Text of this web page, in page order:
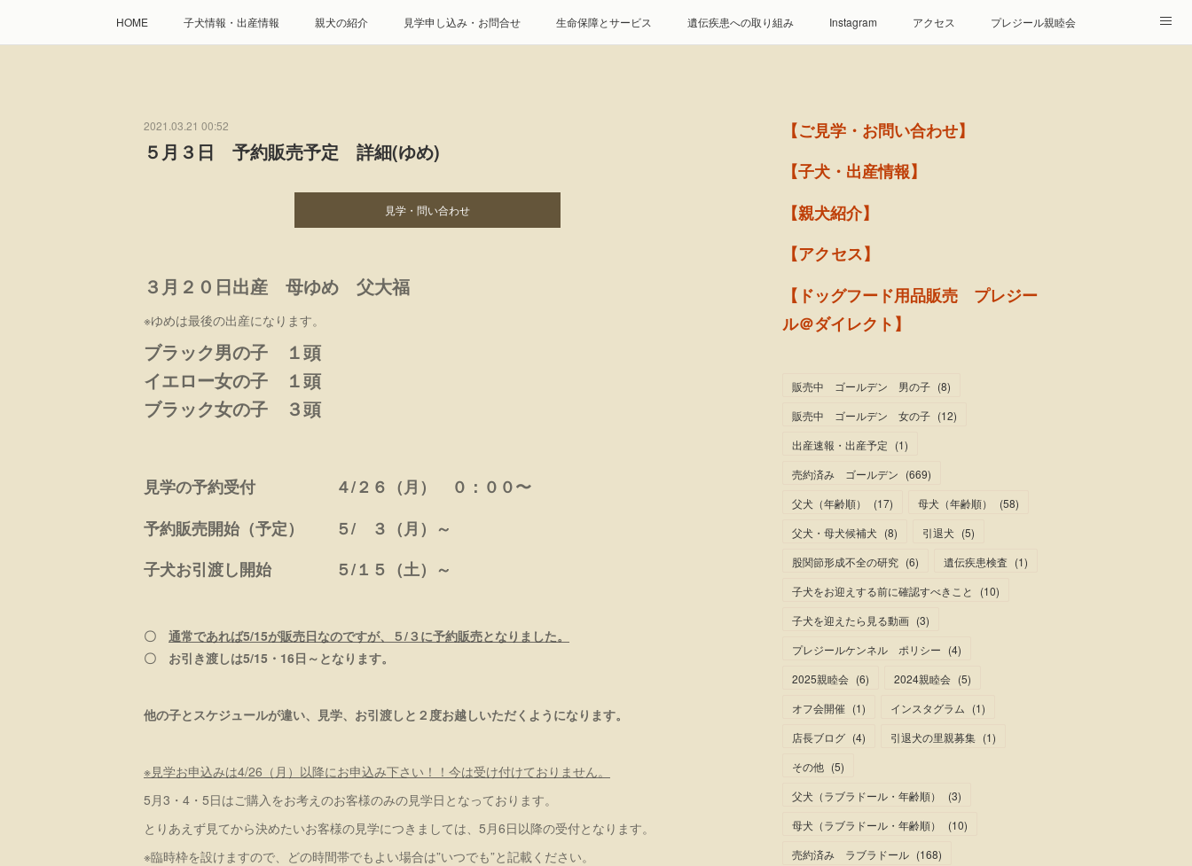
HOME 子犬情報・出産情報 親犬の紹介 見学申し込み・お問合せ 生命保障とサービス 遺伝疾患への取り組み Instagram アクセス プレジール親睦会
2021.03.21 00:52
５月３日 予約販売予定 詳細(ゆめ)
見学・問い合わせ
３月２０日出産 母ゆめ 父大福
※ゆめは最後の出産になります。
ブラック男の子 １頭
イエロー女の子 １頭
ブラック女の子 ３頭
見学の予約受付 ４/２６（月） ０：００〜
予約販売開始（予定） ５/ ３（月）～
子犬お引渡し開始 ５/１５ （土） ～
〇 通常であれば5/15が販売日なのですが、
５/３に予約販売となりました。
〇 お引き渡しは5/15・16日～となります。
他の子とスケジュールが違い、見学、お引渡しと２度お越しいただくようになります。
※見学お申込みは4/26（月）以降にお申込み下さい！！今は受け付けておりません。
5月3・4・5日はご購入をお考えのお客様のみの見学日となっております。
とりあえず見てから決めたいお客様の見学につきましては、5月6日以降の受付となります。
※臨時枠を設けますので、どの時間帯でもよい場合は”いつでも”と記載ください。
【ご見学・お問い合わせ】
【子犬・出産情報】
【親犬紹介】
【アクセス】
【ドッグフード用品販売 プレジー
ル＠ダイレクト】
販売中 ゴールデン 男の子 (8)
販売中 ゴールデン 女の子 (12)
出産速報・出産予定 (1)
売約済み ゴールデン (669)
父犬（年齢順）
(17) 母犬（年齢順） (58)
父犬・母犬候補犬 (8) 引退犬 (5)
股関節形成不全の研究 (6) 遺伝疾患検査 (1)
子犬をお迎えする前に確認すべきこと
(10)
子犬を迎えたら見る動画 (3)
プレジールケンネル ポリシー (4)
2025親睦会 (6) 2024親睦会 (5)
オフ会開催 (1) インスタグラム (1)
店長ブログ (4) 引退犬の里親募集 (1)
その他 (5)
父犬（ラブラドール・年齢順）
(3)
母犬（ラブラドール・年齢順）
(10)
売約済み ラブラドール (168)